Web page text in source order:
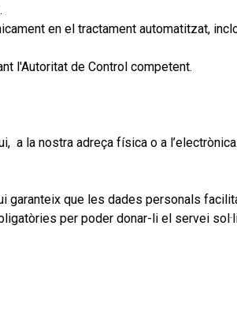
en el tractament automatitzat,
l'Autoritat de Control competent.
a la nostra adreça física o a l’electrònica.
que les dades personals
per poder donar-li el servei